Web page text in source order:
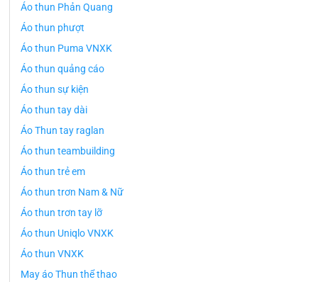
Áo thun Phản Quang
Áo thun phượt
Áo thun Puma VNXK
Áo thun quảng cáo
Áo thun sự kiện
Áo thun tay dài
Áo Thun tay raglan
Áo thun teambuilding
Áo thun trẻ em
Áo thun trơn Nam & Nữ
Áo thun trơn tay lỡ
Áo thun Uniqlo VNXK
Áo thun VNXK
May áo Thun thể thao